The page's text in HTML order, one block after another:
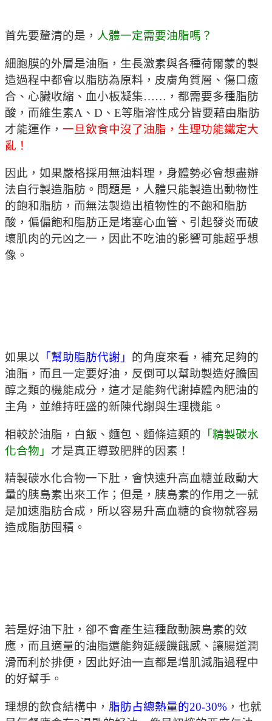
首先要釐清的是， 人體一定需要油脂嗎？
細胞膜的外層是油脂，生長激素與各種荷爾蒙的製
造過程中都會以脂肪為原料，皮膚角質層、傷口癒
合、心臟收縮、血小板凝集……，都需要多種脂肪
酸，而維生素A、D、E等脂溶性成分皆要藉由脂肪
才能運作， 一旦飲食中沒了油脂，生理功能鐵定大
亂！
因此，如果嚴格採用無油料理，身體勢必會想盡辦
法自行製造脂肪。問題是，人體只能製造出動物性
的飽和脂肪，而無法製造出植物性的不飽和脂肪
酸，偏偏飽和脂肪正是堵塞心血管、引起發炎而破
壞肌肉的元凶之一，因此不吃油的影響可能超乎想
像。
如果以 「幫助脂肪代謝」 的角度來看，補充足夠的
油脂，而且一定要好油，反倒可以幫助製造好膽固
醇之類的機能成分，這才是能夠代謝掉體內肥油的
主角，並維持旺盛的新陳代謝與生理機能。
相較於油脂，白飯、麵包、麵條這類的 「精製碳水
化合物」 才是真正導致肥胖的因素！
精製碳水化合物一下肚，會快速升高血糖並啟動大
量的胰島素出來工作；但是，胰島素的作用之一就
是加速脂肪合成，所以容易升高血糖的食物就容易
造成脂肪囤積。
若是好油下肚，卻不會產生這種啟動胰島素的效
應，而且適量的油脂還能夠延緩饑餓感、讓腸道潤
滑而利於排便，因此好油一直都是增肌減脂過程中
的好幫手。
理想的飲食結構中， 脂肪占總熱量的20-30% ，也就